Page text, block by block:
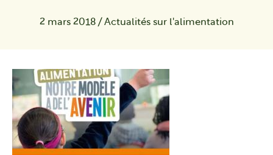
2 mars 2018 / Actualités sur l'alimentation